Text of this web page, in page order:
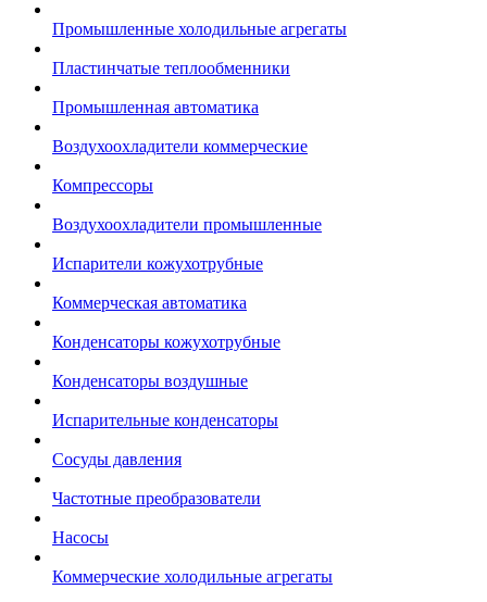
Промышленные холодильные агрегаты
Пластинчатые теплообменники
Промышленная автоматика
Воздухоохладители коммерческие
Компрессоры
Воздухоохладители промышленные
Испарители кожухотрубные
Коммерческая автоматика
Конденсаторы кожухотрубные
Конденсаторы воздушные
Испарительные конденсаторы
Сосуды давления
Частотные преобразователи
Насосы
Коммерческие холодильные агрегаты